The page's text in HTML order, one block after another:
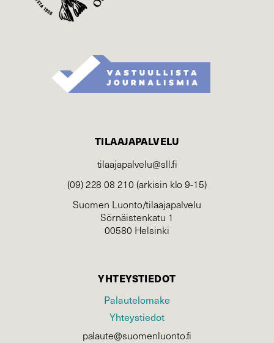
TILAAJAPALVELU
tilaajapalvelu@sll.fi
(09) 228 08 210 (arkisin klo 9-15)
Suomen Luonto/tilaajapalvelu
Sörnäistenkatu 1
00580 Helsinki
YHTEYSTIEDOT
Palautelomake
Yhteystiedot
palaute@suomenluonto.fi